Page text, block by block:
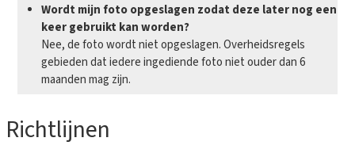
Wordt mijn foto opgeslagen zodat deze later nog een
keer gebruikt kan worden?
Nee, de foto wordt niet opgeslagen. Overheidsregels
gebieden dat iedere ingediende foto niet ouder dan 6
maanden mag zijn.
Richtlijnen